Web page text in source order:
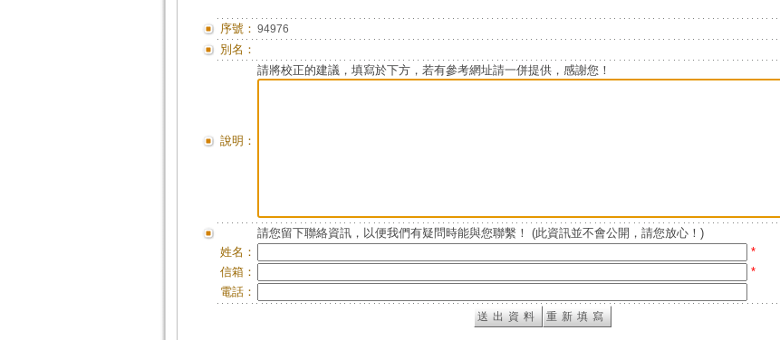
序號： 94976
別名：
說明：
請將校正的建議，填寫於下方，若有參考網址請一併提供，感謝您！
請您留下聯絡資訊，以便我們有疑問時能與您聯繫！ (此資訊並不會公開，請您放心！)
姓名：
*
信箱：
*
電話：